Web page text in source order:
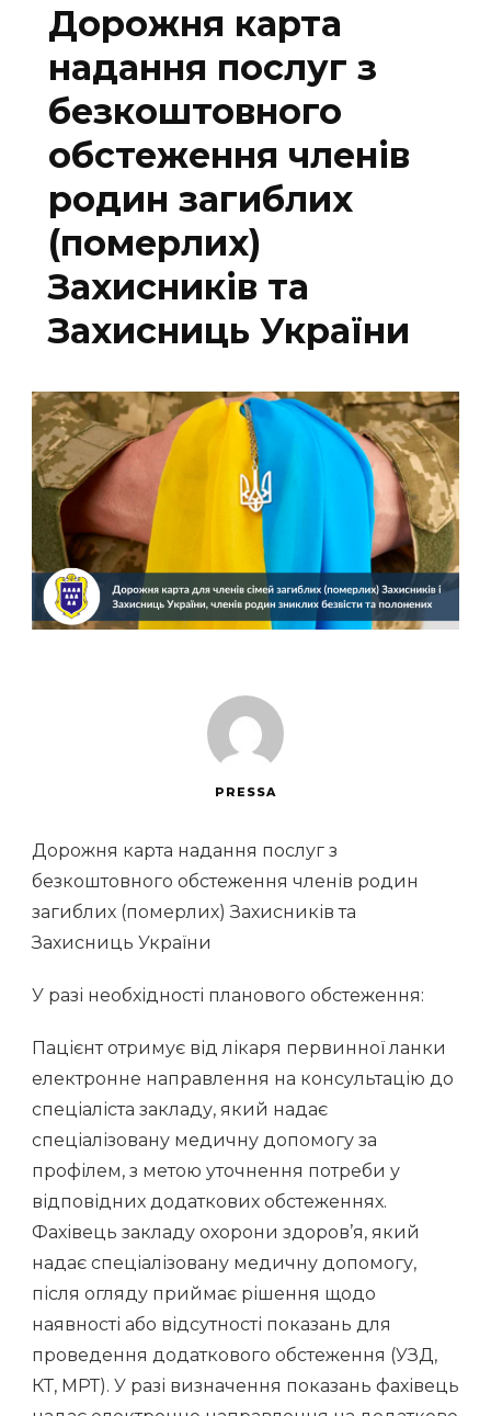
Дорожня карта
надання послуг з
безкоштовного
обстеження членів
родин загиблих
(померлих)
Захисників та
Захисниць України
PRESSA
Дорожня карта надання послуг з
безкоштовного обстеження членів родин
загиблих (померлих) Захисників та
Захисниць України
У разі необхідності планового обстеження:
Пацієнт отримує від лікаря первинної ланки
електронне направлення на консультацію до
спеціаліста закладу, який надає
спеціалізовану медичну допомогу за
профілем, з метою уточнення потреби у
відповідних додаткових обстеженнях.
Фахівець закладу охорони здоров’я, який
надає спеціалізовану медичну допомогу,
після огляду приймає рішення щодо
наявності або відсутності показань для
проведення додаткового обстеження (УЗД,
КТ, МРТ). У разі визначення показань фахівець